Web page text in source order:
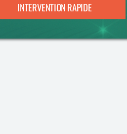
INTERVENTION RAPIDE